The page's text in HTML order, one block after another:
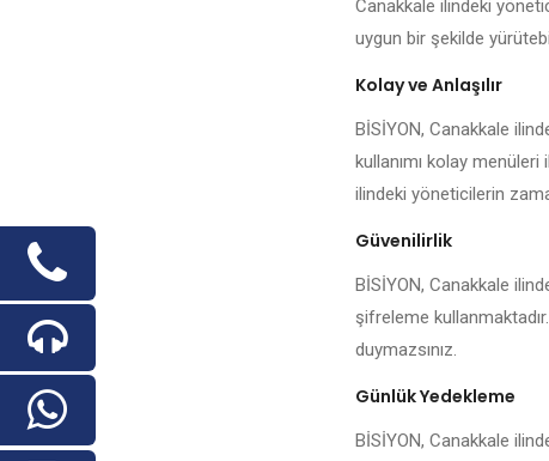
Canakkale ilindeki
uygun bir şekilde
Kolay ve Anlaşılır
BİSİYON, Canakkale
kullanımı kolay
ilindeki yöneticilerin
Güvenilirlik
BİSİYON, Canakkale
şifreleme
duymazsınız.
Günlük Yedekleme
BİSİYON, Canakkale